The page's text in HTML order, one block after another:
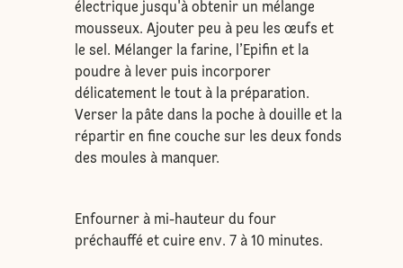
électrique jusqu'à obtenir un mélange
mousseux. Ajouter peu à peu les œufs et
le sel. Mélanger la farine, l’Epifin et la
poudre à lever puis incorporer
délicatement le tout à la préparation.
Verser la pâte dans la poche à douille et la
répartir en fine couche sur les deux fonds
des moules à manquer.
Enfourner à mi-hauteur du four
préchauffé et cuire env. 7 à 10 minutes.